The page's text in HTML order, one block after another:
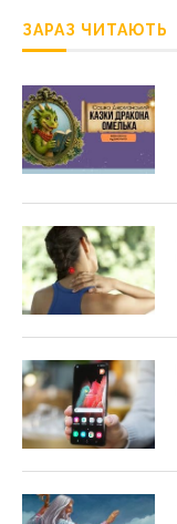
ЗАРАЗ ЧИТАЮТЬ